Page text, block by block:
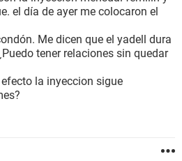
el día de ayer me colocaron el
Me dicen que el yadell dura
tener relaciones sin quedar
la inyeccion sigue